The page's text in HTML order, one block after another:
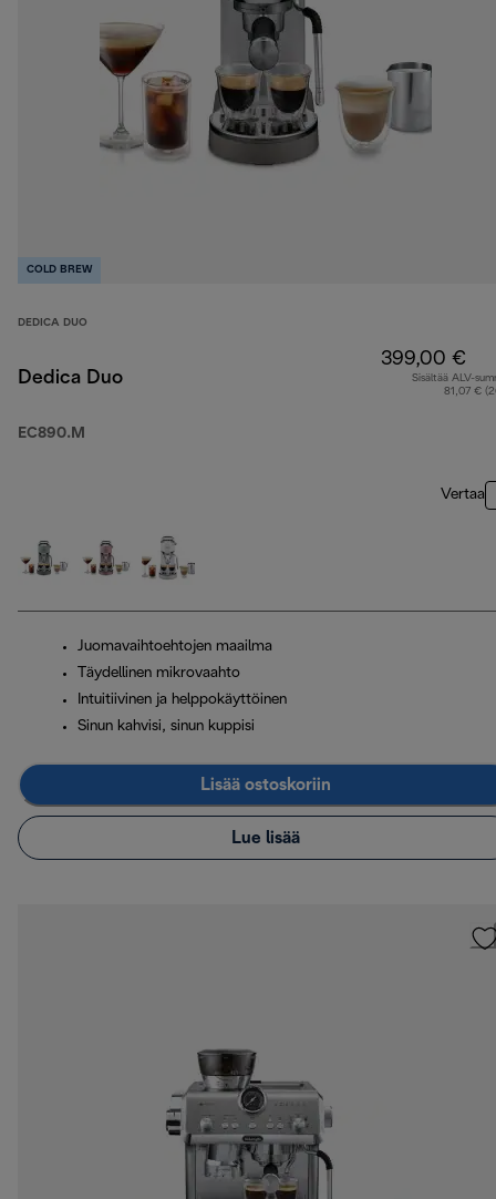
COLD BREW
DEDICA DUO
Dedica Duo
EC890.M
399,00 €
Sisältää ALV-
81,07 €
Vertaa
Juomavaihtoehtojen maailma
Täydellinen mikrovaahto
Intuitiivinen ja helppokäyttöinen
Sinun kahvisi, sinun kuppisi
Lisää ostoskoriin
Lue lisää